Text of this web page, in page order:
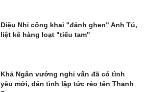
Diệu Nhi công khai "đánh ghen" Anh Tú,
liệt kê hàng loạt "tiểu tam"
Khả Ngân vướng nghi vấn đã có tình
yêu mới, dân tình lập tức réo tên Thanh